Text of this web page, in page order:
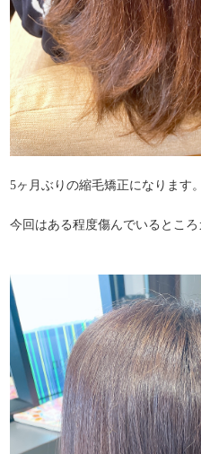
5ヶ月ぶりの縮毛矯正になります。
今回はある程度傷んでいるところ